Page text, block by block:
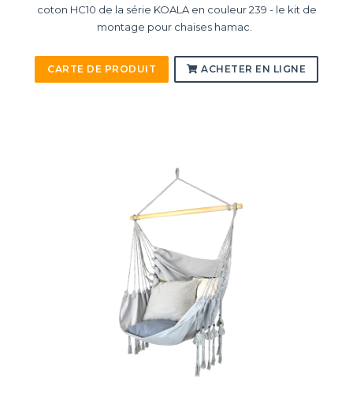
coton HC10 de la série KOALA en couleur 239 - le kit de
montage pour chaises hamac.
CARTE DE PRODUIT ACHETER EN LIGNE